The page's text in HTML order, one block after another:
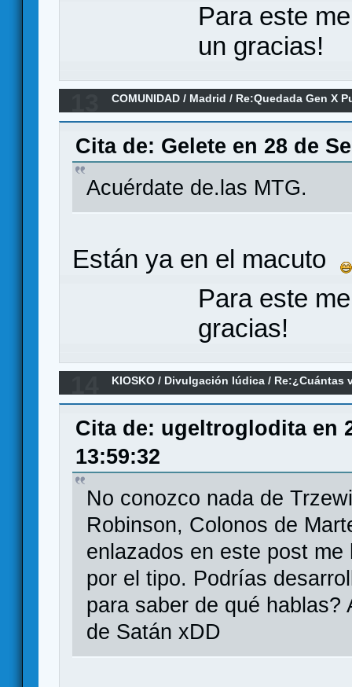
Para este
un gracias!
COMUNIDAD / Madrid / Re:Quedada Gen X
Cita de: Gelete en 28 de
Acuérdate de.las MTG.
Están ya en el macuto
Para este
gracias!
KIOSKO / Divulgación lúdica / Re:¿Cuántas
Cita de: ugeltroglodita en
13:59:32
No conozco nada de
Robinson, Colonos de
enlazados en este post
por el tipo. Podrías
para saber de qué
de Satán xDD